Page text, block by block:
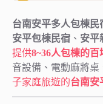
台南安平多人包棟民
安平包棟民宿 、 安平
提供8~36人包棟的
音設備、電動麻將
子家庭旅遊的台南安